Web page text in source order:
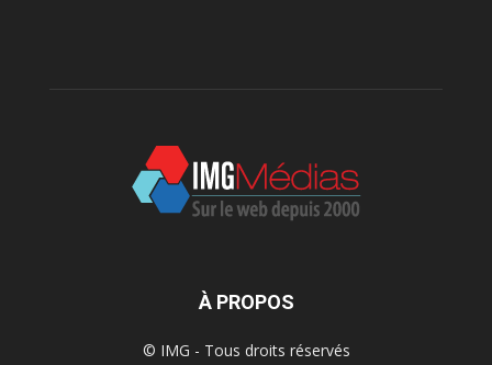
À PROPOS
© IMG - Tous droits réservés